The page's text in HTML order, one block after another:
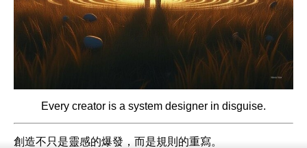
Every creator is a system designer in disguise.
創造不只是靈感的爆發，而是規則的重寫。